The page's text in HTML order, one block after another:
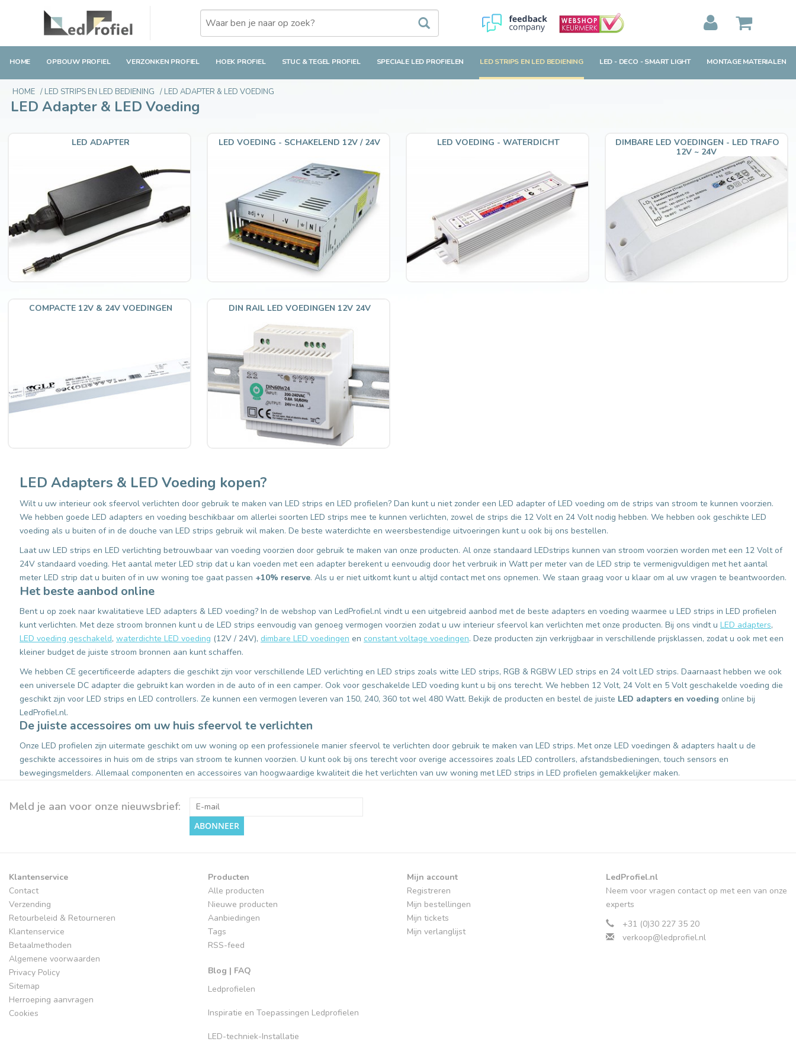
HOME OPBOUW PROFIEL VERZONKEN PROFIEL HOEK PROFIEL STUC & TEGEL PROFIEL SPECIALE LED PROFIELEN LED STRIPS EN LED BEDIENING LED - DECO - SMART LIGHT MONTAGE MATERIALEN
HOME / LED STRIPS EN LED BEDIENING / LED ADAPTER & LED VOEDING
LED Adapter & LED Voeding
LED ADAPTER LED VOEDING - SCHAKELEND 12V / 24V LED VOEDING - WATERDICHT
DIMBARE LED VOEDINGEN - LED TRAFO
12V ~ 24V
COMPACTE 12V & 24V VOEDINGEN DIN RAIL LED VOEDINGEN 12V 24V
LED Adapters & LED Voeding kopen?
Wilt u uw interieur ook sfeervol verlichten door gebruik te maken van LED strips en LED profielen? Dan kunt u niet zonder een LED adapter of LED voeding om de strips van stroom te kunnen voorzien.
We hebben goede LED adapters en voeding beschikbaar om allerlei soorten LED strips mee te kunnen verlichten, zowel de strips die 12 Volt en 24 Volt nodig hebben. We hebben ook geschikte LED
voeding als u buiten of in de douche van LED strips gebruik wil maken. De beste waterdichte en weersbestendige uitvoeringen kunt u ook bij ons bestellen.
Laat uw LED strips en LED verlichting betrouwbaar van voeding voorzien door gebruik te maken van onze producten. Al onze standaard LEDstrips kunnen van stroom voorzien worden met een 12 Volt of
24V standaard voeding. Het aantal meter LED strip dat u kan voeden met een adapter berekent u eenvoudig door het verbruik in Watt per meter van de LED strip te vermenigvuldigen met het aantal
meter LED strip dat u buiten of in uw woning toe gaat passen +10% reserve. Als u er niet uitkomt kunt u altijd contact met ons opnemen. We staan graag voor u klaar om al uw vragen te beantwoorden.
Het beste aanbod online
Bent u op zoek naar kwalitatieve LED adapters & LED voeding? In de webshop van LedProfiel.nl vindt u een uitgebreid aanbod met de beste adapters en voeding waarmee u LED strips in LED profielen
kunt verlichten. Met deze stroom bronnen kunt u de LED strips eenvoudig van genoeg vermogen voorzien zodat u uw interieur sfeervol kan verlichten met onze producten. Bij ons vindt u LED adapters,
LED voeding geschakeld, waterdichte LED voeding (12V / 24V), dimbare LED voedingen en constant voltage voedingen. Deze producten zijn verkrijgbaar in verschillende prijsklassen, zodat u ook met een
kleiner budget de juiste stroom bronnen aan kunt schaffen.
We hebben CE gecertificeerde adapters die geschikt zijn voor verschillende LED verlichting en LED strips zoals witte LED strips, RGB & RGBW LED strips en 24 volt LED strips. Daarnaast hebben we ook
een universele DC adapter die gebruikt kan worden in de auto of in een camper. Ook voor geschakelde LED voeding kunt u bij ons terecht. We hebben 12 Volt, 24 Volt en 5 Volt geschakelde voeding die
geschikt zijn voor LED strips en LED controllers. Ze kunnen een vermogen leveren van 150, 240, 360 tot wel 480 Watt. Bekijk de producten en bestel de juiste LED adapters en voeding online bij
LedProfiel.nl.
De juiste accessoires om uw huis sfeervol te verlichten
Onze LED profielen zijn uitermate geschikt om uw woning op een professionele manier sfeervol te verlichten door gebruik te maken van LED strips. Met onze LED voedingen & adapters haalt u de
geschikte accessoires in huis om de strips van stroom te kunnen voorzien. U kunt ook bij ons terecht voor overige accessoires zoals LED controllers, afstandsbedieningen, touch sensors en
bewegingsmelders. Allemaal componenten en accessoires van hoogwaardige kwaliteit die het verlichten van uw woning met LED strips in LED profielen gemakkelijker maken.
Meld je aan voor onze nieuwsbrief:
ABONNEER
Klantenservice
Contact
Verzending
Retourbeleid & Retourneren
Klantenservice
Betaalmethoden
Algemene voorwaarden
Privacy Policy
Sitemap
Herroeping aanvragen
Cookies
Producten
Alle producten
Nieuwe producten
Aanbiedingen
Tags
RSS-feed
Blog | FAQ
Ledprofielen
Inspiratie en Toepassingen Ledprofielen
LED-techniek-Installatie
Mijn account
Registreren
Mijn bestellingen
Mijn tickets
Mijn verlanglijst
LedProfiel.nl
Neem voor vragen contact op met een van onze
experts
+31 (0)30 227 35 20
verkoop@ledprofiel.nl